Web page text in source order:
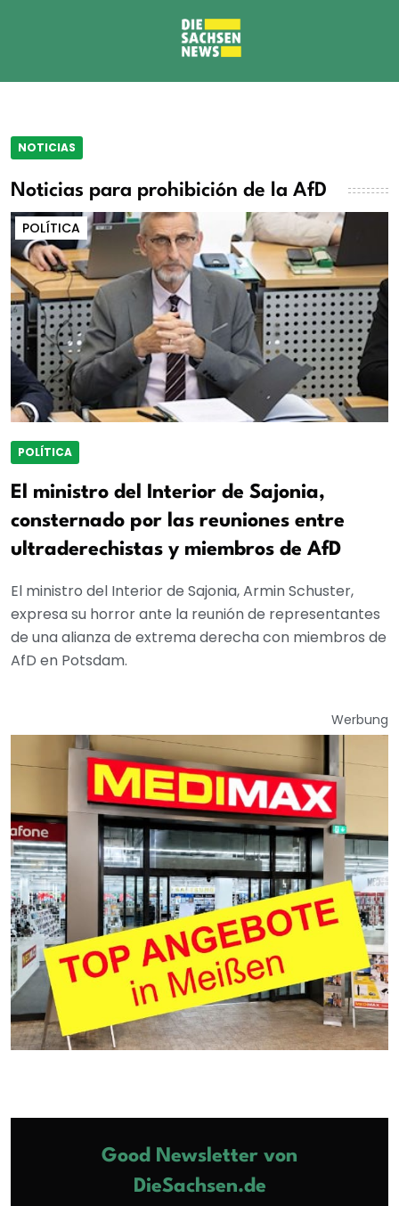
NOTICIAS
Noticias para prohibición de la AfD
POLÍTICA
POLÍTICA
El ministro del Interior de Sajonia,
consternado por las reuniones entre
ultraderechistas y miembros de AfD
El ministro del Interior de Sajonia, Armin Schuster,
expresa su horror ante la reunión de representantes
de una alianza de extrema derecha con miembros de
AfD en Potsdam.
Werbung
Good Newsletter von
DieSachsen.de